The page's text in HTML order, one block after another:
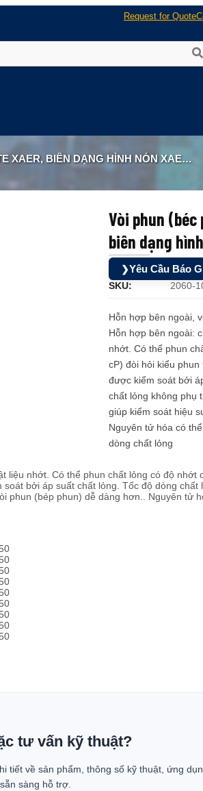
Request for Quote
BIÊN DẠNG HÌNH NÓN XAER 650
Vòi phun (béc
biên dạng
❯Yêu Cầu Báo
SKU: 2060-
Hỗn hợp bên ngoài,
Hỗn hợp bên ngoài:
nhớt. Có thể phun
cP) đòi hỏi kiểu
được kiểm soát bởi
chất lỏng không phụ
giúp kiểm soát hiệu
Nguyên tử hóa có
dòng chất lỏng
liệu nhớt. Có thể phun chất lỏng có độ nhớt
bởi áp suất chất lỏng. Tốc độ dòng chất
phun (bép phun) dễ dàng hơn.. Nguyên tử
tư vấn kỹ thuật?
tiết về sản phẩm, thông số kỹ thuật, ứng
sàng hỗ trợ.